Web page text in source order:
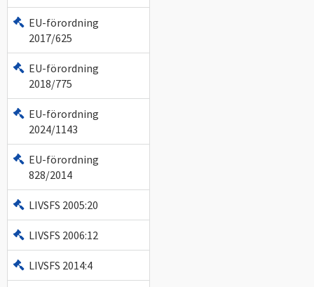
EU-förordning
2017/625
EU-förordning
2018/775
EU-förordning
2024/1143
EU-förordning
828/2014
LIVSFS 2005:20
LIVSFS 2006:12
LIVSFS 2014:4